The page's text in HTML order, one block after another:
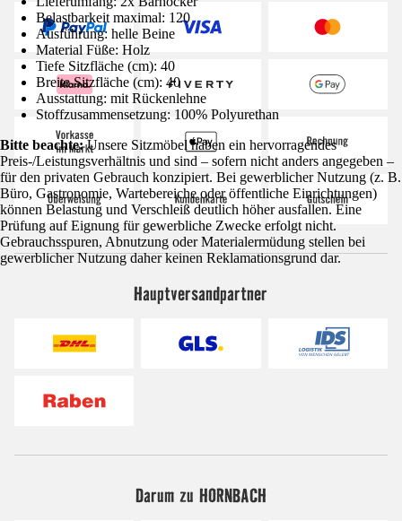
Belastbarkeit maximal: 120
Ausführung: helle Beine
Material Füße: Holz
Tiefe Sitzfläche (cm): 40
Breite Sitzfläche (cm): 40
Ausstattung: mit Rückenlehne
Stoffzusammensetzung: 100% Polyurethan
Bitte beachte:Unsere Sitzmöbel haben ein hervorragendes
Preis-/Leistungsverhältnis und sind – sofern nicht anders angegeben –
für den privaten Gebrauch konzipiert. Bei gewerblicher Nutzung (z. B.
Büro, Gastronomie, Wartebereiche oder öffentliche Einrichtungen)
können Belastung und Verschleiß deutlich höher ausfallen. Eine
Prüfung auf Eignung für gewerbliche Zwecke erfolgt nicht.
Gebrauchsspuren, Abnutzung oder Materialermüdung stellen bei
gewerblicher Nutzung daher keinen Reklamationsgrund dar.
Hauptversandpartner
Darum zu HORNBACH